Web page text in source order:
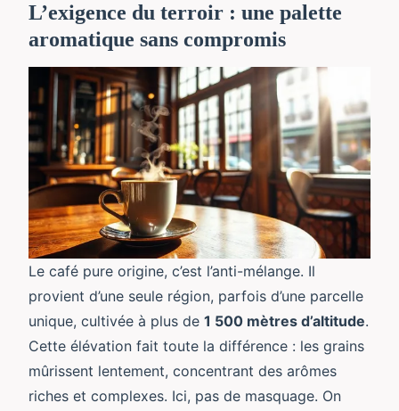
L’exigence du terroir : une palette
aromatique sans compromis
Le café pure origine, c’est l’anti-mélange. Il
provient d’une seule région, parfois d’une parcelle
unique, cultivée à plus de 1 500 mètres d’altitude.
Cette élévation fait toute la différence : les grains
mûrissent lentement, concentrant des arômes
riches et complexes. Ici, pas de masquage. On